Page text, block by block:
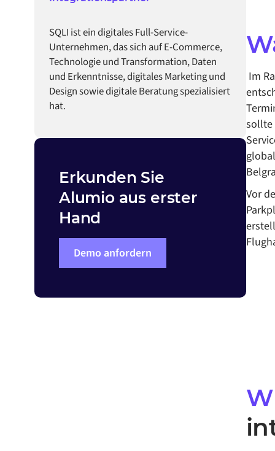
SQLI ist ein digitales Full-Service-
Unternehmen, das sich auf E-Commerce,
Technologie und Transformation, Daten
und Erkenntnisse, digitales Marketing und
Design sowie digitale Beratung spezialisiert
hat.
Erkunden Sie
Alumio aus erster
Hand
Demo anfordern
Im
sollte
Vor